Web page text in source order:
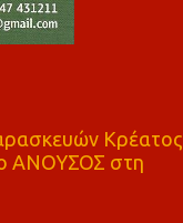
Κρέατος
ΑΝΟΥΣΟΣ στη